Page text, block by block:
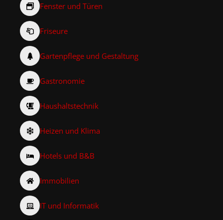
Fenster und Türen
Friseure
Gartenpflege und Gestaltung
Gastronomie
Haushaltstechnik
Heizen und Klima
Hotels und B&B
Immobilien
IT und Informatik